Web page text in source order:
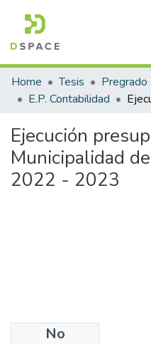
Communities & Collections
All of DSpace
Home Tesis Pregrado
E.P. Contabilidad
Ejecución
Municipalidad
2022 - 2023
No